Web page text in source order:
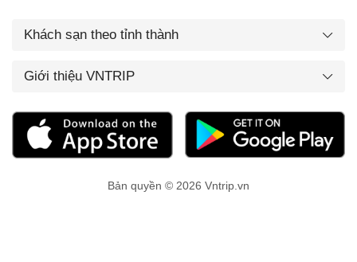
Khách sạn theo tỉnh thành
Giới thiệu VNTRIP
Bản quyền © 2026 Vntrip.vn